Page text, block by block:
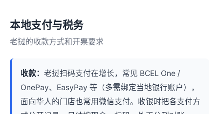
本地支付与税务
老挝的收款方式和开票要求
收款： 老挝扫码支付在增长，常见 BCEL One /
OnePay、EasyPay 等（多需绑定当地银行账户），
面向华人的门店也常用微信支付。收银时把各支付方